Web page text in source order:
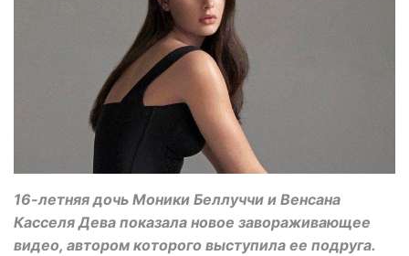
16-летняя дочь Моники Беллуччи и Венсана
Касселя Дева показала новое завораживающее
видео, автором которого выступила ее подруга.